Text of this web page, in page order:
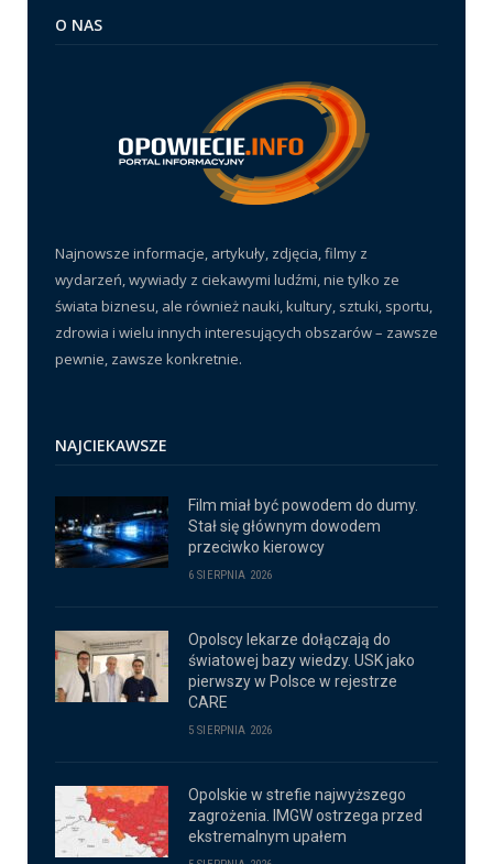
O NAS
Najnowsze informacje, artykuły, zdjęcia, filmy z
wydarzeń, wywiady z ciekawymi ludźmi, nie tylko ze
świata biznesu, ale również nauki, kultury, sztuki, sportu,
zdrowia i wielu innych interesujących obszarów – zawsze
pewnie, zawsze konkretnie.
NAJCIEKAWSZE
Film miał być powodem do dumy.
Stał się głównym dowodem
przeciwko kierowcy
6 SIERPNIA 2026
Opolscy lekarze dołączają do
światowej bazy wiedzy. USK jako
pierwszy w Polsce w rejestrze
CARE
5 SIERPNIA 2026
Opolskie w strefie najwyższego
zagrożenia. IMGW ostrzega przed
ekstremalnym upałem